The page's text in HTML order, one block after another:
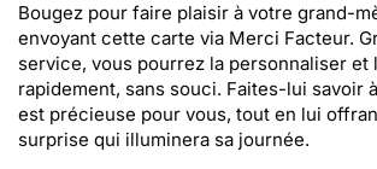
Bougez pour faire plaisir à votre grand-
envoyant cette carte via Merci Facteur.
service, vous pourrez la personnaliser et
rapidement, sans souci. Faites-lui savoir
est précieuse pour vous, tout en lui
surprise qui illuminera sa journée.